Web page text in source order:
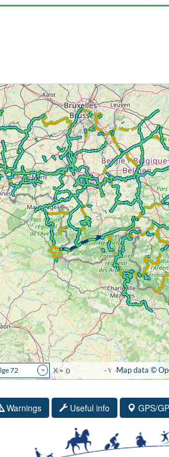
Warnings Useful info GPS/